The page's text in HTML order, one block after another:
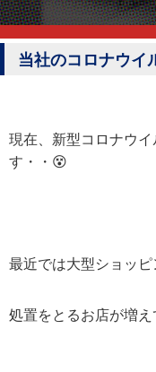
当社のコロナウイ
現在、新型コロナウ
す・・😵
最近では大型ショッ
処置をとるお店が増